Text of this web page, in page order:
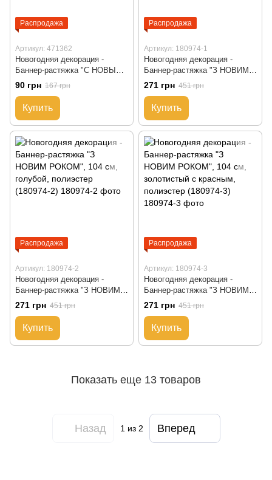
Распродажа
Артикул: 471362
Новогодняя декорация -
Баннер-растяжка "С НОВЫМ
ГОДОМ", 88 см, синий,
полиэстер (471362)
90 грн 167 грн
Купить
Распродажа
Артикул: 180974-1
Новогодняя декорация -
Баннер-растяжка "З НОВИМ
РОКОМ", 104 см,
серебристый с синим,
полиэстер (180974-1)
271 грн 451 грн
Купить
Распродажа
Артикул: 180974-2
Новогодняя декорация -
Баннер-растяжка "З НОВИМ
РОКОМ", 104 см, голубой,
полиэстер (180974-2)
271 грн 451 грн
Купить
Распродажа
Артикул: 180974-3
Новогодняя декорация -
Баннер-растяжка "З НОВИМ
РОКОМ", 104 см, золотистый
с красным, полиэстер
(180974-3)
271 грн 451 грн
Купить
Показать еще 13 товаров
Назад 1из 2 Вперед